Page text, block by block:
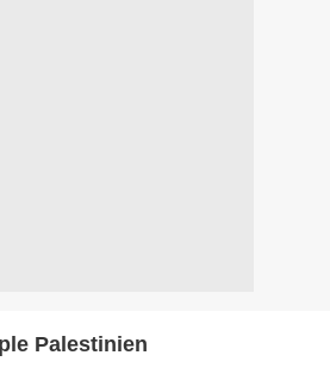
Palestinien